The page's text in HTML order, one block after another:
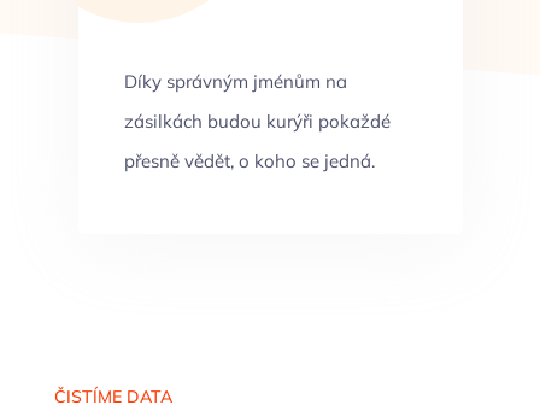
Díky správným jménům na
zásilkách budou kurýři pokaždé
přesně vědět, o koho se jedná.
ČISTÍME DATA